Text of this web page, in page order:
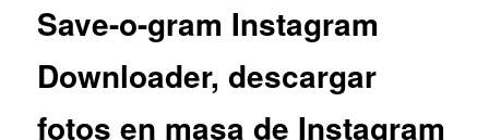
Save-o-gram Instagram
Downloader, descargar
fotos en masa de Instagram